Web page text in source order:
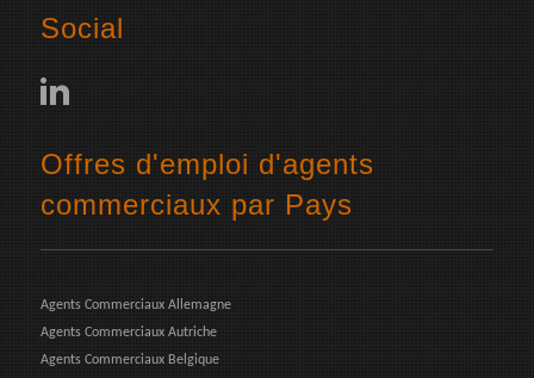
Social
Offres d'emploi d'agents
commerciaux par Pays
Agents Commerciaux Allemagne
Agents Commerciaux Autriche
Agents Commerciaux Belgique